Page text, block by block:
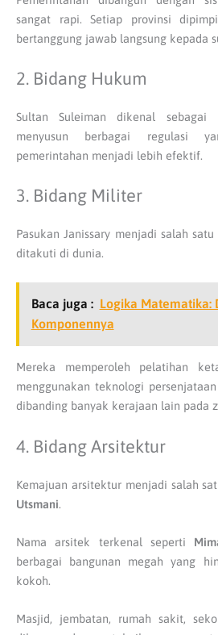
sangat rapi. Setiap provinsi
bertanggung jawab langsung kepada
2. Bidang Hukum
Sultan Suleiman dikenal sebagai
menyusun berbagai regulasi
pemerintahan menjadi lebih efektif.
3. Bidang Militer
Pasukan Janissary menjadi salah
ditakuti di dunia.
Baca juga : Logika Matematika:
Komponennya
Mereka memperoleh pelatihan
menggunakan teknologi
dibanding banyak kerajaan lain pada
4. Bidang Arsitektur
Kemajuan arsitektur menjadi salah
Utsmani.
Nama arsitek terkenal seperti
berbagai bangunan megah yang
kokoh.
Masjid, jembatan, rumah sakit,